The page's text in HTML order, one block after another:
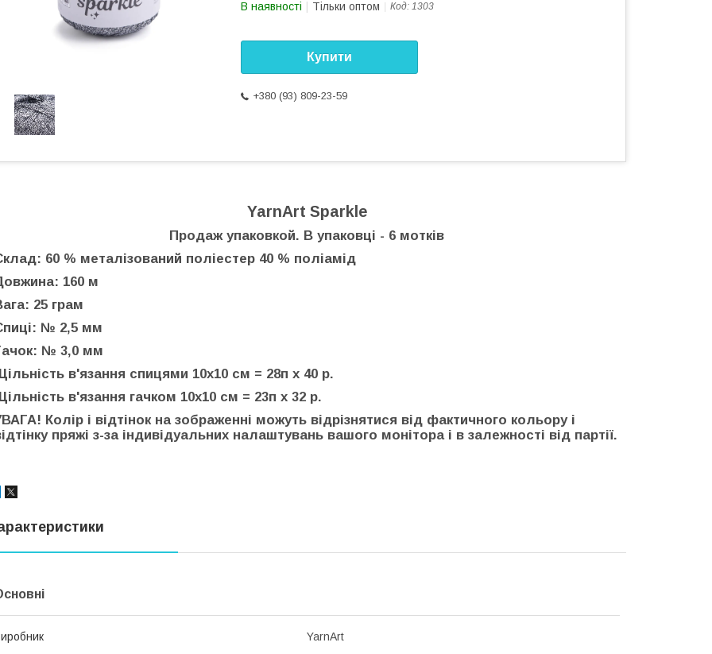
В наявності Тільки оптом Код: 1303
Купити
+380 (93) 809-23-59
YarnArt Sparkle
Продаж упаковкой. В упаковці - 6 мотків
60 % металізований поліестер 40 % поліамід
160 м
25 грам
№ 2,5 мм
№ 3,0 мм
в'язання спицями 10х10 см = 28п х 40 р.
в'язання гачком 10х10 см = 23п х 32 р.
Колір і відтінок на зображенні можуть відрізнятися від фактичного кольору і
пряжі з-за індивідуальних налаштувань вашого монітора і в залежності від партії.
YarnArt